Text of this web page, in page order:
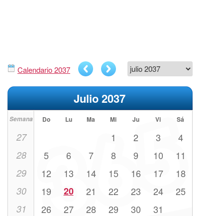
Calendario 2037
Julio 2037
Semana Do Lu Ma Mi Ju Vi Sá
27 1 2 3 4
28 5 6 7 8 9 10 11
29 12 13 14 15 16 17 18
30 19 20 21 22 23 24 25
31 26 27 28 29 30 31